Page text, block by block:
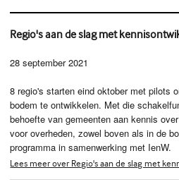
Regio's aan de slag met
28 september 2021
8 regio's starten eind oktober met pilots
bodem te ontwikkelen. Met die
behoefte van gemeenten aan kennis
voor overheden, zowel boven als in de
programma in samenwerking met IenW.
Lees meer over Regio's aan de slag met